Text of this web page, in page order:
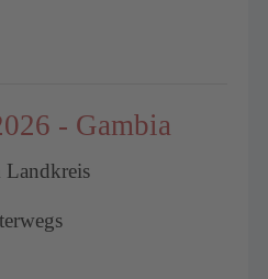
- Gambia